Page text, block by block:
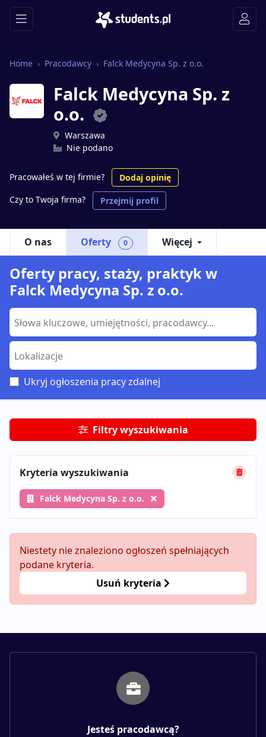
Home Pracodawcy Falck Medycyna Sp. z o.o.
Falck Medycyna Sp. z
o.o.
Warszawa
Nie podano
Pracowałeś w tej firmie?
Dodaj opinię
Czy to Twoja firma?
Przejmij profil
O nas Oferty 0 Więcej
Oferty pracy, staży, praktyk w
Falck Medycyna Sp. z o.o.
Ukryj ogłoszenia pracy zdalnej
Filtry wyszukiwania
Kryteria wyszukiwania
Falck Medycyna Sp. z o.o.
Niestety nie znaleziono ogłoszeń spełniających
podane kryteria.
Usuń kryteria
Jesteś pracodawcą?